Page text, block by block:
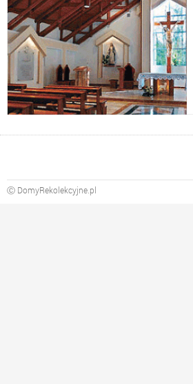
Ⓒ DomyRekolekcyjne.pl